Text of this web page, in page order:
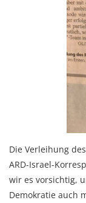
Die Verleihung
ARD-Israel-
wir es vorsichtig,
Demokratie auch